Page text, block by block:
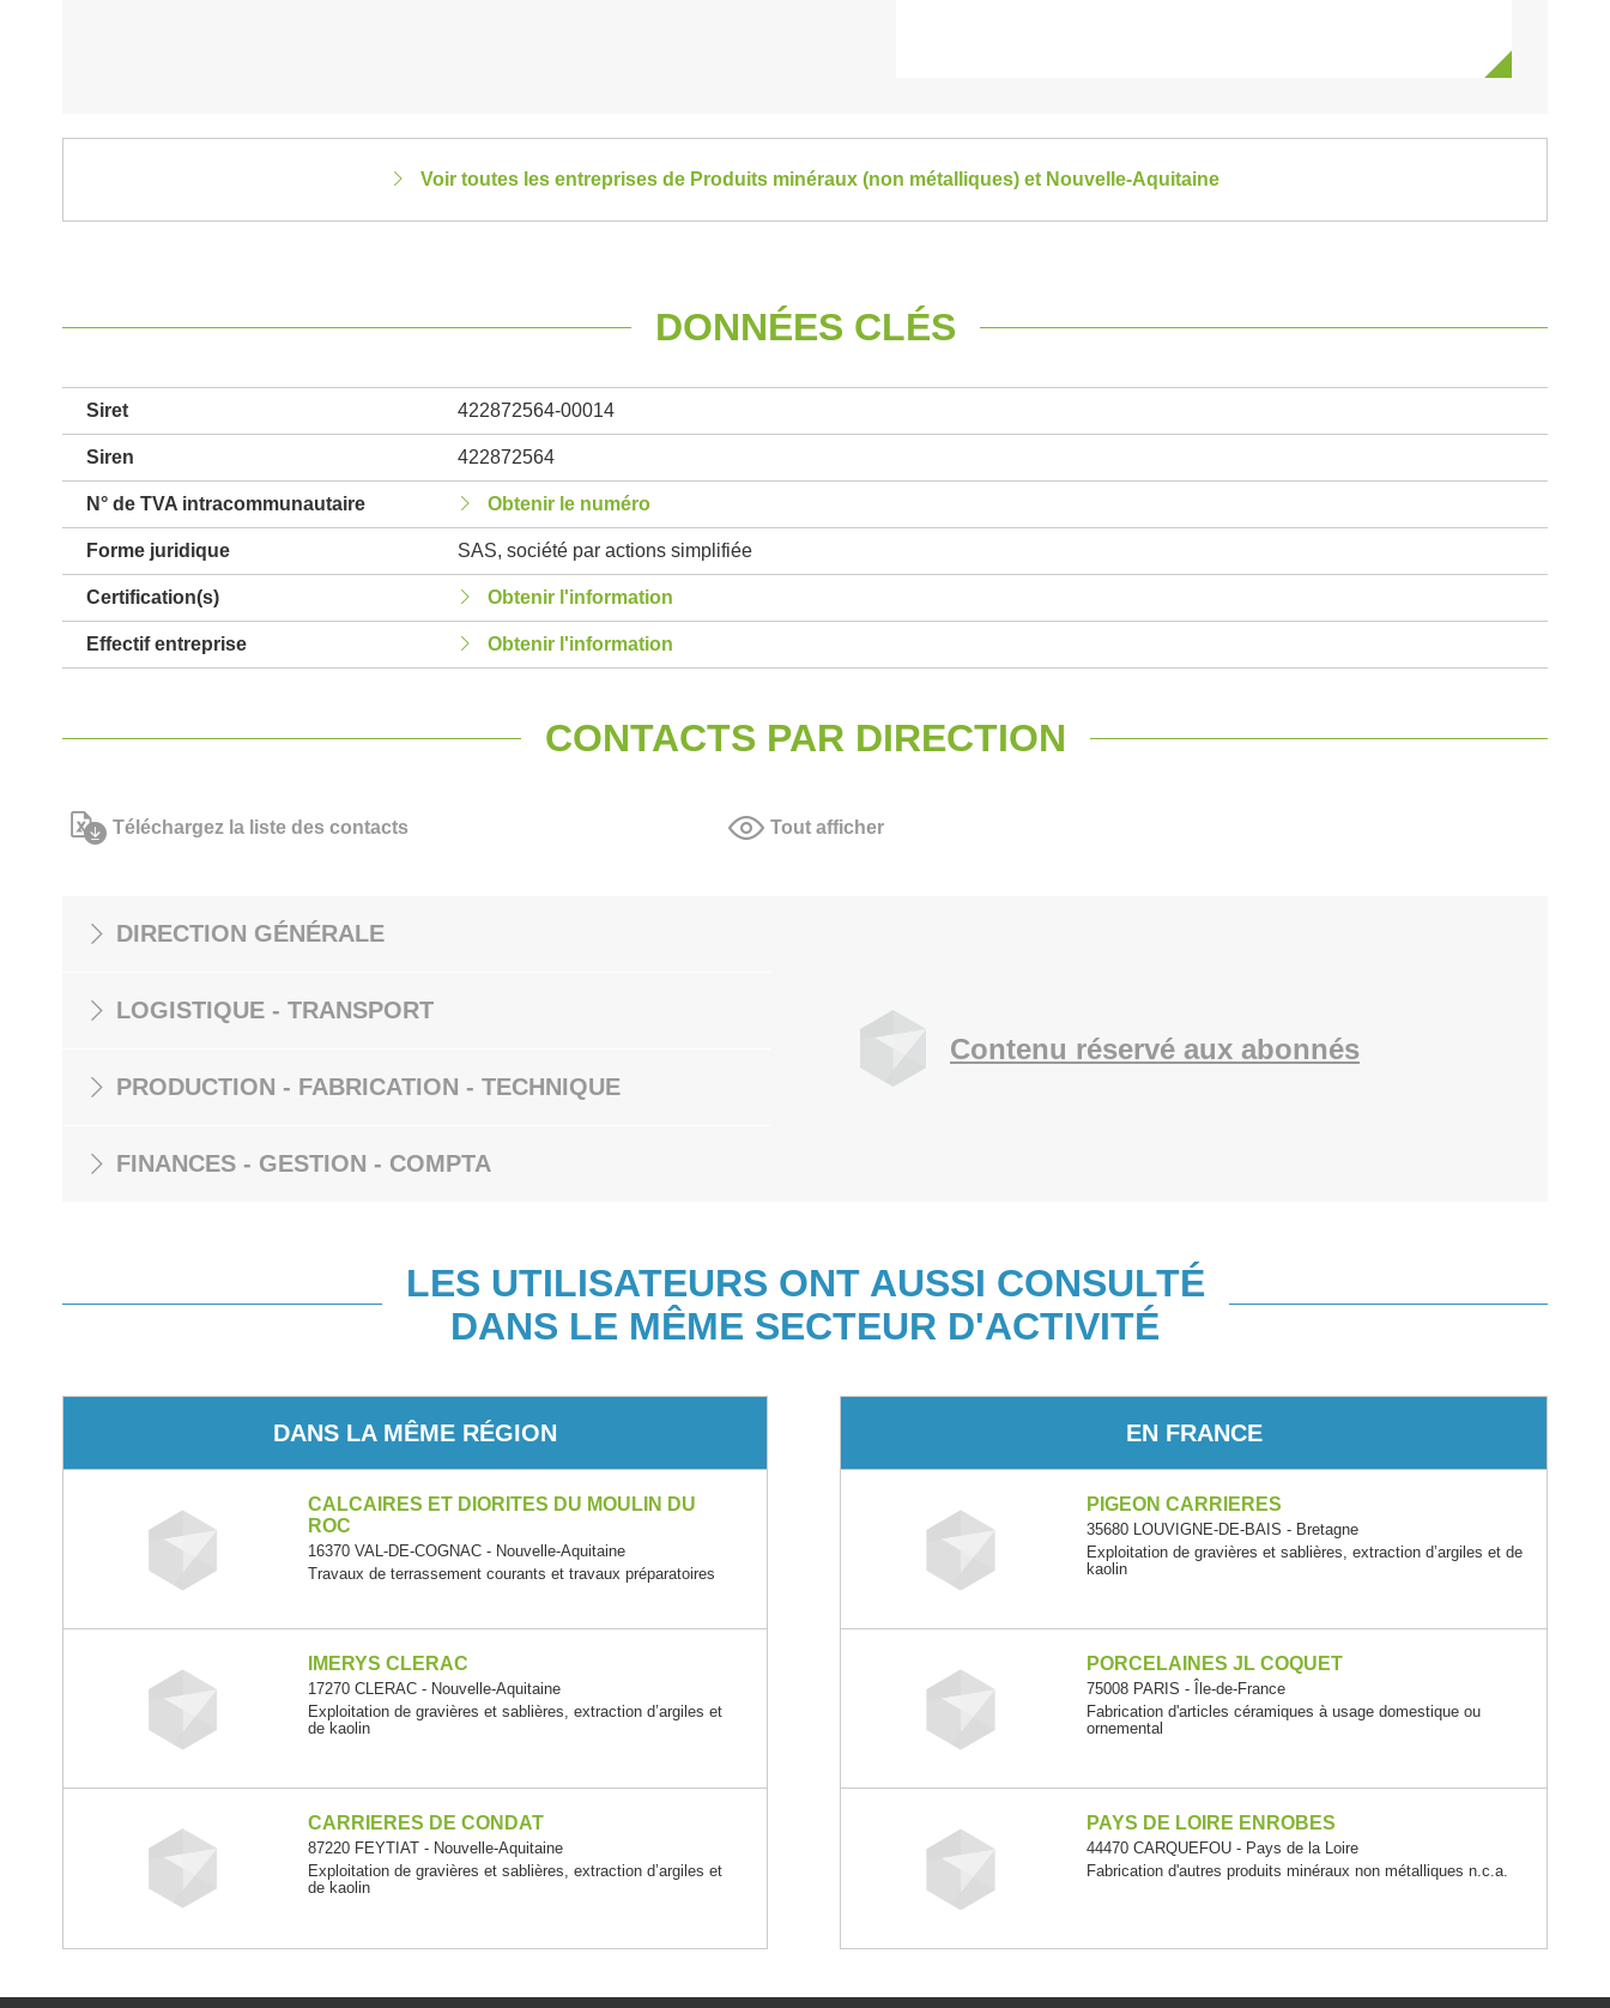
Voir toutes les entreprises de Produits minéraux (non métalliques) et Nouvelle-Aquitaine
DONNÉES CLÉS
Siret 422872564-00014
Siren 422872564
N° de TVA intracommunautaire Obtenir le numéro
Forme juridique SAS, société par actions simplifiée
Certification(s) Obtenir l'information
Effectif entreprise Obtenir l'information
CONTACTS PAR DIRECTION
Téléchargez la liste des contacts Tout afficher
DIRECTION GÉNÉRALE
LOGISTIQUE - TRANSPORT
PRODUCTION - FABRICATION - TECHNIQUE
FINANCES - GESTION - COMPTA
Contenu réservé aux abonnés
LES UTILISATEURS ONT AUSSI CONSULTÉ
DANS LE MÊME SECTEUR D'ACTIVITÉ
DANS LA MÊME RÉGION
CALCAIRES ET DIORITES DU MOULIN DU
ROC
16370 VAL-DE-COGNAC - Nouvelle-Aquitaine
Travaux de terrassement courants et travaux préparatoires
IMERYS CLERAC
17270 CLERAC - Nouvelle-Aquitaine
Exploitation de gravières et sablières, extraction d’argiles et
de kaolin
CARRIERES DE CONDAT
87220 FEYTIAT - Nouvelle-Aquitaine
Exploitation de gravières et sablières, extraction d’argiles et
de kaolin
EN FRANCE
PIGEON CARRIERES
35680 LOUVIGNE-DE-BAIS - Bretagne
Exploitation de gravières et sablières, extraction d’argiles et de
kaolin
PORCELAINES JL COQUET
75008 PARIS - Île-de-France
Fabrication d'articles céramiques à usage domestique ou
ornemental
PAYS DE LOIRE ENROBES
44470 CARQUEFOU - Pays de la Loire
Fabrication d'autres produits minéraux non métalliques n.c.a.